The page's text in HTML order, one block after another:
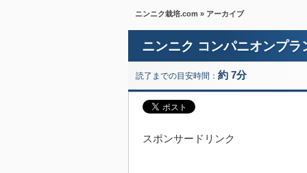
ニンニク栽培.com » アーカイブ
ニンニク コンパニオンプラ
読了までの目安時間： 約 7分
スポンサードリンク